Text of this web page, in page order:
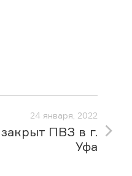
24 января, 2022
ПВЗ в г.
Уфа